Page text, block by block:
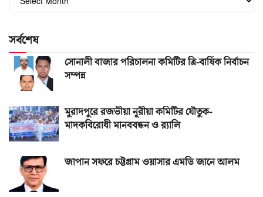
সংখ্যা
সর্বশেষ
সোনালী বাজার পরিচালনা কমিটির ত্রি-বার্ষিক নির্বাচন
সম্পন্ন
মুরাদপুরে রজভীয়া নূরীয়া কমিটির যৌতুক-
মাদকবিরোধী মানববন্ধন ও র‌্যালি
জাপান সফরে চট্টগ্রাম ওয়াসার এমডি জানে আলম